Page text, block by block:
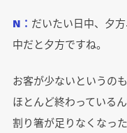
N： だいたい日中、夕
中だと夕方ですね。
お客が少ないというの
ほとんど終わっている
割り箸が足りなくなっ